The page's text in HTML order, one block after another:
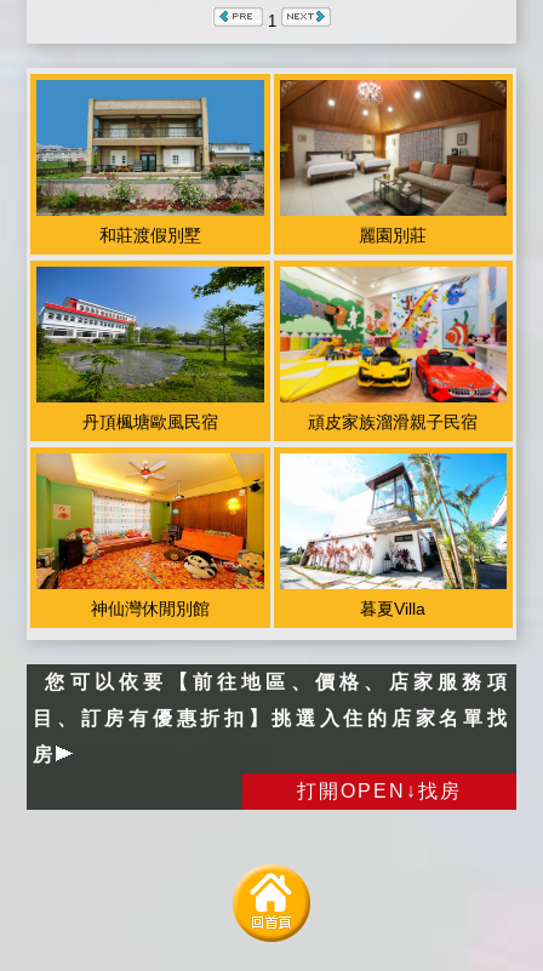
1
和莊渡假別墅 麗園別莊
丹頂楓塘歐風民宿 頑皮家族溜滑親子民宿
神仙灣休閒別館 暮夏Villa
您可以依要【前往地區、價格、店家服務項
目、訂房有優惠折扣】挑選入住的店家名單找
房
打開OPEN↓找房